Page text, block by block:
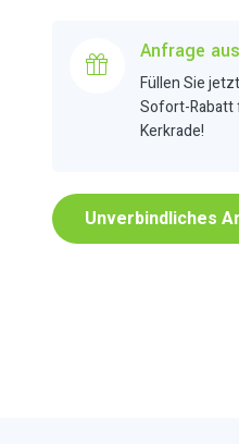
Anfrage
Füllen Sie
Sofort-Rabatt
Kerkrade!
Unverbindliches